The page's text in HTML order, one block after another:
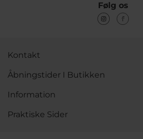
Følg os
Kontakt
Åbningstider I Butikken
Information
Praktiske Sider